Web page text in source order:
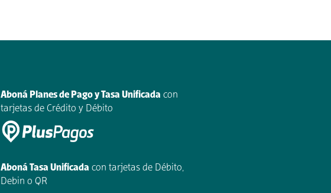
Aboná Planes de Pago y Tasa Unificada con
tarjetas de Crédito y Débito
Aboná Tasa Unificada con tarjetas de Débito,
Debin o QR